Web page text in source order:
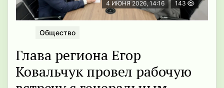
4 ИЮНЯ 2026, 14:16 143
Общество
Глава региона Егор
Ковальчук провел рабочую